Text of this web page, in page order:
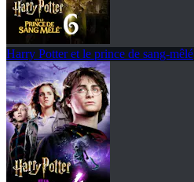
Harry Potter et le prince de sang-mêlé